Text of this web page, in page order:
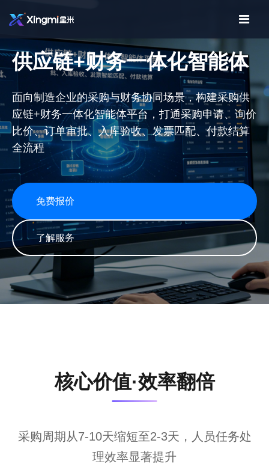
供应链+财务一体化智能体
面向制造企业的采购与财务协同场景，构建采购供
应链+财务一体化智能体平台，打通采购申请、询价
比价、订单审批、入库验收、发票匹配、付款结算
全流程
免费报价
了解服务
核心价值·效率翻倍
采购周期从7-10天缩短至2-3天，人员任务处
理效率显著提升